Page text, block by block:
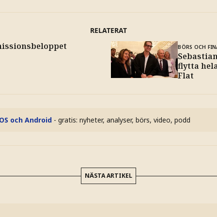
RELATERAT
BÖRS OCH
flytta
Flat
och Android - gratis: nyheter, analyser, börs, video, podd
NÄSTA ARTIKEL